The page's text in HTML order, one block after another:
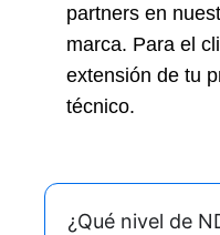
partners en
marca. Para el
extensión de tu
técnico.
¿Qué nivel de